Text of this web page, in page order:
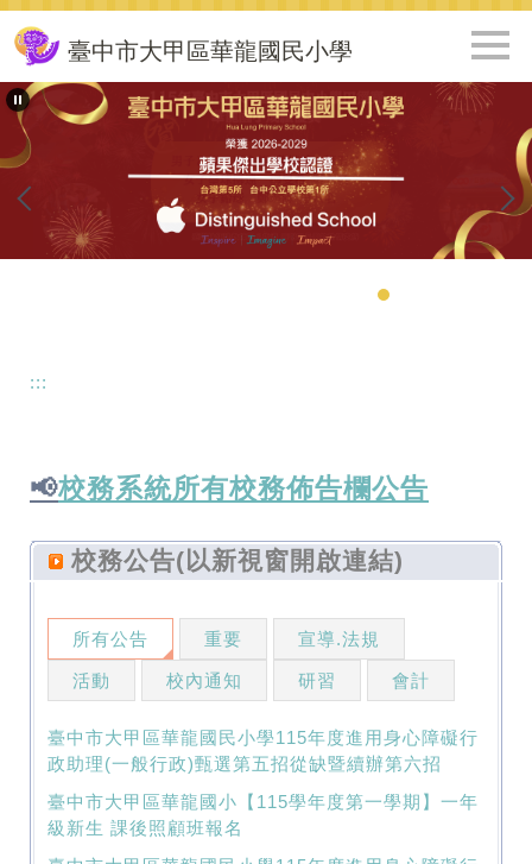
跳
到
主
要
內
容
區
臺中市大甲區華龍國民小學
:::
📢校務系統所有校務佈告欄公告
校務公告(以新視窗開啟連結)
所有公告 重要 宣導.法規
活動 校內通知 研習 會計
臺中市大甲區華龍國民小學115年度進用身心障礙行
政助理(一般行政)甄選第五招從缺暨續辦第六招
臺中市大甲區華龍國小【115學年度第一學期】一年
級新生 課後照顧班報名